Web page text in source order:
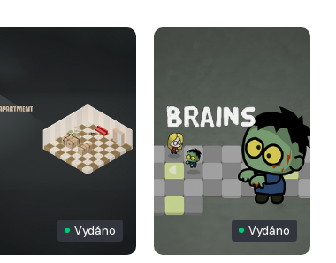
Vydáno Vydáno